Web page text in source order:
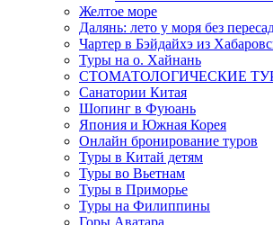
Желтое море
Далянь: лето у моря без
Чартер в Бэйдайхэ из
Туры на о. Хайнань
СТОМАТОЛОГИЧЕСКИЕ
Санатории Китая
Шопинг в Фуюань
Япония и Южная Корея
Онлайн бронирование туров
Туры в Китай детям
Туры во Вьетнам
Туры в Приморье
Туры на Филиппины
Горы Аватара